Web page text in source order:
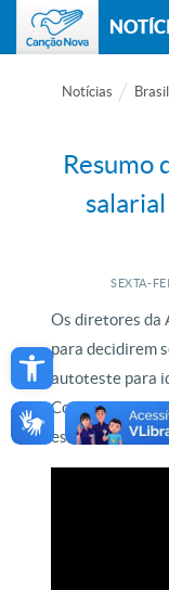
Open toolbar
Notícias Brasil
Resumo
SEXTA-
Os diretores da
para decidirem
autoteste para
Conversamos
estava em